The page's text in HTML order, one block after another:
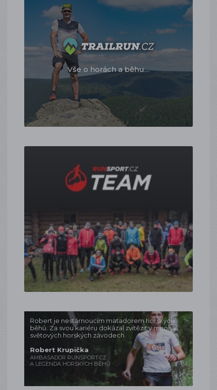
Vše o horách a běhu…
Robert je nestárnoucím matadorem horských
běhů. Za svou kariéru dokázal zvítězit v mnoha
světových horských závodech.
Robert Krupička
AMBASADOR RUNSPORT.CZ
A LEGENDA HORSKÝCH BĚHŮ